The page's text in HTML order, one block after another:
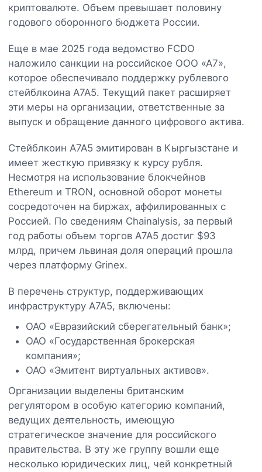
криптовалюте. Объем превышает половину
годового оборонного бюджета России.
Еще в мае 2025 года ведомство FCDO
наложило санкции на российское ООО «А7»,
которое обеспечивало поддержку рублевого
стейблкоина A7A5. Текущий пакет расширяет
эти меры на организации, ответственные за
выпуск и обращение данного цифрового актива.
Стейблкоин A7A5 эмитирован в Кыргызстане и
имеет жесткую привязку к курсу рубля.
Несмотря на использование блокчейнов
Ethereum и TRON, основной оборот монеты
сосредоточен на биржах, аффилированных с
Россией. По сведениям Chainalysis, за первый
год работы объем торгов A7A5 достиг $93
млрд, причем львиная доля операций прошла
через платформу Grinex.
В перечень структур, поддерживающих
инфраструктуру A7A5, включены:
ОАО «Евразийский сберегательный банк»;
ОАО «Государственная брокерская
компания»;
ОАО «Эмитент виртуальных активов».
Организации выделены британским
регулятором в особую категорию компаний,
ведущих деятельность, имеющую
стратегическое значение для российского
правительства. В эту же группу вошли еще
несколько юридических лиц, чей конкретный